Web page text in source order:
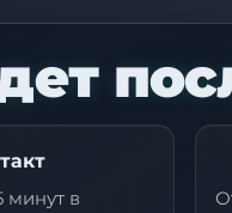
минут в